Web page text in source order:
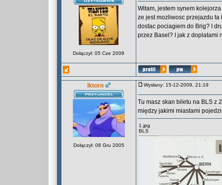
Dołączył: 05 Cze 2009
Witam, jestem synem
ze jest mozliwosc przejazdu
dostac pociagiem do Brig? I
przez Basel? I jak z doplatami
Iktorn
Dołączył: 08 Gru 2005
Wysłany: 15-12-2009, 21:19
Tu masz skan biletu na BLS z
między jakimi miastami
1.jpg
BLS